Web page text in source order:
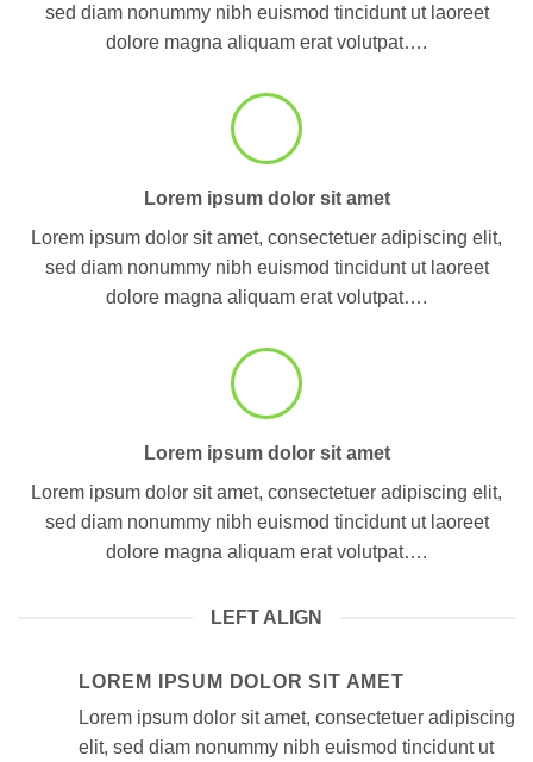
sed diam nonummy nibh euismod tincidunt ut laoreet
dolore magna aliquam erat volutpat….
Lorem ipsum dolor sit amet
Lorem ipsum dolor sit amet, consectetuer adipiscing elit,
sed diam nonummy nibh euismod tincidunt ut laoreet
dolore magna aliquam erat volutpat….
Lorem ipsum dolor sit amet
Lorem ipsum dolor sit amet, consectetuer adipiscing elit,
sed diam nonummy nibh euismod tincidunt ut laoreet
dolore magna aliquam erat volutpat….
LEFT ALIGN
LOREM IPSUM DOLOR SIT AMET
Lorem ipsum dolor sit amet, consectetuer adipiscing
elit, sed diam nonummy nibh euismod tincidunt ut